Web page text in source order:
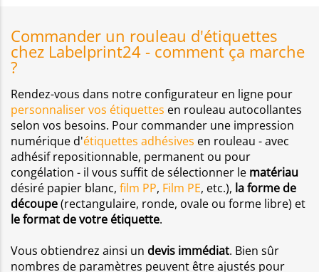
Commander un rouleau d'étiquettes
chez Labelprint24 - comment ça marche
?
Rendez-vous dans notre configurateur en ligne pour
personnaliser vos étiquettes en rouleau autocollantes
selon vos besoins. Pour commander une impression
numérique d'étiquettes adhésives en rouleau - avec
adhésif repositionnable, permanent ou pour
congélation - il vous suffit de sélectionner le matériau
désiré papier blanc, film PP, Film PE, etc.), la forme de
découpe(rectangulaire, ronde, ovale ou forme libre) et
le format de votre étiquette.
Vous obtiendrez ainsi un devis immédiat. Bien sûr
nombres de paramètres peuvent être ajustés pour